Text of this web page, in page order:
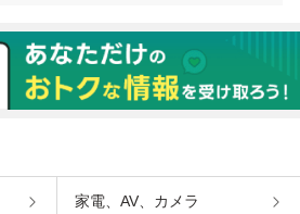
家電、AV、カメラ